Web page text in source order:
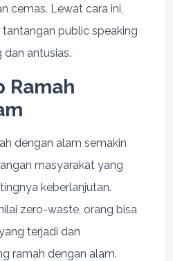
cemas. Lewat cara ini,
public speaking
antusias.
Ramah
dengan alam semakin
masyarakat yang
keberlanjutan.
zero-waste, orang bisa
terjadi dan
ramah dengan alam.